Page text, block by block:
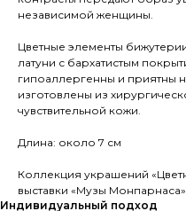
независимой женщины.
Цветные элементы
латуни с бархатистым
гипоаллергенны и приятны
изготовлены из
чувствительной кожи.
Длина: около 7 см
Коллекция украшений
выставки «Музы
Индивидуальный подход